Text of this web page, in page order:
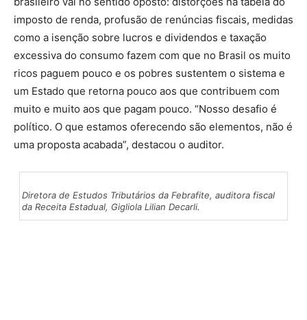
imposto de renda, profusão de renúncias fiscais, medidas
como a isenção sobre lucros e dividendos e taxação
excessiva do consumo fazem com que no Brasil os muito
ricos paguem pouco e os pobres sustentem o sistema e
um Estado que retorna pouco aos que contribuem com
muito e muito aos que pagam pouco. “Nosso desafio é
político. O que estamos oferecendo são elementos, não é
uma proposta acabada”, destacou o auditor.
Diretora de Estudos Tributários da Febrafite, auditora fiscal
da Receita Estadual, Gigliola Lilian Decarli.